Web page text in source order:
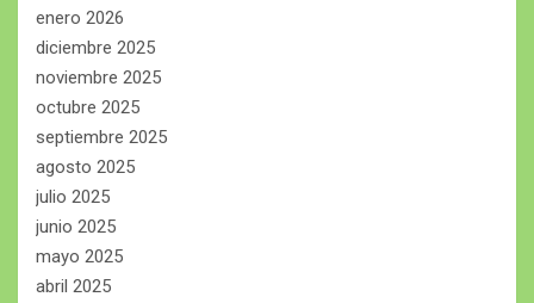
enero 2026
diciembre 2025
noviembre 2025
octubre 2025
septiembre 2025
agosto 2025
julio 2025
junio 2025
mayo 2025
abril 2025